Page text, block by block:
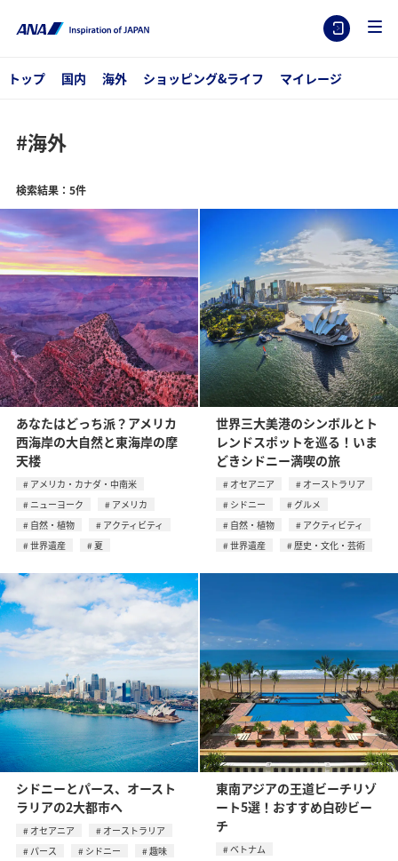
トップ 国内 海外 ショッピング&ライフ マイレージ
#海外
検索結果：5件
あなたはどっち派？アメリカ
西海岸の大自然と東海岸の摩
天楼
アメリカ・カナダ・中南米
ニューヨーク
アメリカ
自然・植物
アクティビティ
世界遺産
夏
世界三大美港のシンボルとト
レンドスポットを巡る！いま
どきシドニー満喫の旅
オセアニア
オーストラリア
シドニー
グルメ
自然・植物
アクティビティ
世界遺産
歴史・文化・芸術
シドニーとパース、オースト
ラリアの2大都市へ
オセアニア
オーストラリア
パース
シドニー
趣味
東南アジアの王道ビーチリゾ
ート5選！おすすめ白砂ビー
チ
ベトナム